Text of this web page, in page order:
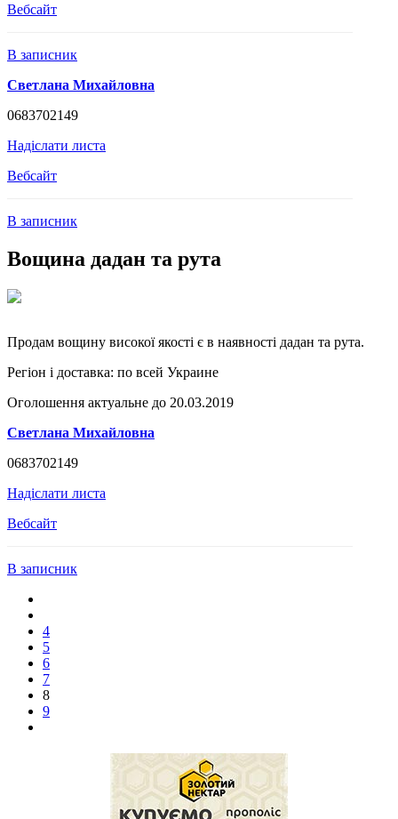
Вебсайт
В записник
Светлана Михайловна
0683702149
Надіслати листа
Вебсайт
В записник
Вощина дадан та рута
Продам вощину високої якості є в наявності дадан та рута.
Регіон і доставка: по всей Украине
Оголошення актуальне до 20.03.2019
Светлана Михайловна
0683702149
Надіслати листа
Вебсайт
В записник
4
5
6
7
8
9